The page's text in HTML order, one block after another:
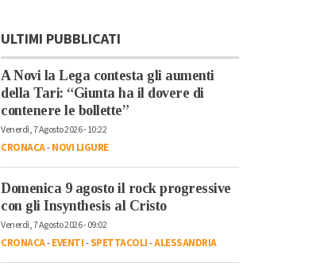
ULTIMI PUBBLICATI
A Novi la Lega contesta gli aumenti
della Tari: “Giunta ha il dovere di
contenere le bollette”
Venerdì, 7 Agosto 2026 - 10:22
CRONACA-NOVI LIGURE
Domenica 9 agosto il rock progressive
con gli Insynthesis al Cristo
Venerdì, 7 Agosto 2026 - 09:02
CRONACA-EVENTI-SPETTACOLI-ALESSANDRIA